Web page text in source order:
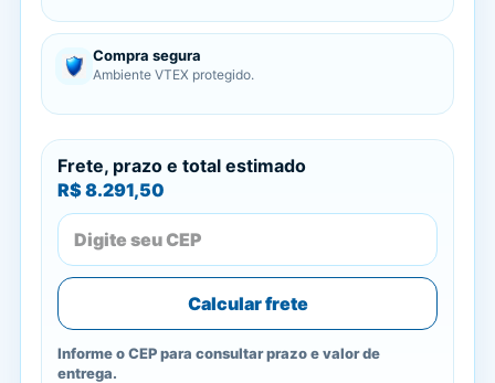
Compra segura
Ambiente VTEX protegido.
Frete, prazo e total estimado
R$ 8.291,50
Calcular frete
Informe o CEP para consultar prazo e valor de
entrega.